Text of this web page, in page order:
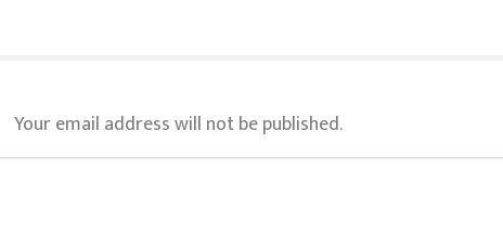
Your email address will not be published.